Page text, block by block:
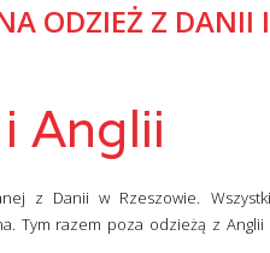
ODZIEŻ Z DANII I
Anglii
z Danii w Rzeszowie.
Tym razem poza odzieżą z Anglii